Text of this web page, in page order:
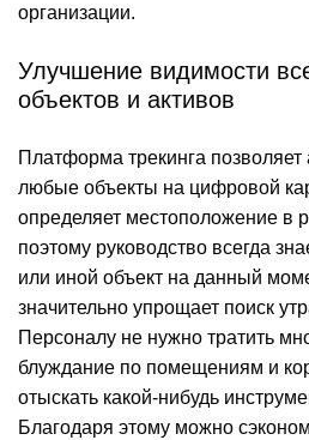
организации.
Улучшение видимости
объектов и активов
Платформа трекинга
любые объекты на цифровой
определяет местоположение в
поэтому руководство всегда
или иной объект на данный
значительно упрощает поиск
Персоналу не нужно тратить
блуждание по помещениям и
отыскать какой-нибудь
Благодаря этому можно